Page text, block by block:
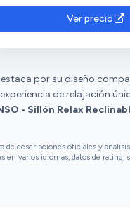
Ver precio
por su diseño
de relajación
- Sillón Relax
descripciones oficiales y
en varios idiomas, datos de